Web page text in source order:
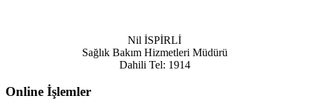
Nil İSPİRLİ
Sağlık Bakım Hizmetleri Müdürü
Dahili Tel: 1914
Online İşlemler